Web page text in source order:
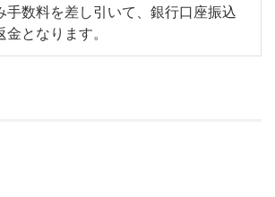
数料を差し引いて、銀行口座振込
金となります。